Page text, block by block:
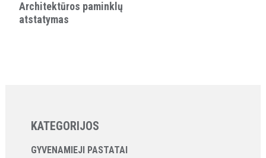
Architektūros paminklų
atstatymas
KATEGORIJOS
GYVENAMIEJI PASTATAI